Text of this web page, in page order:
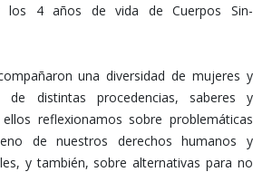
los 4 años de vida de Cuerpos Sin-
una diversidad de mujeres y
de distintas procedencias, saberes y
reflexionamos sobre problemáticas
de nuestros derechos humanos y
y también, sobre alternativas para no